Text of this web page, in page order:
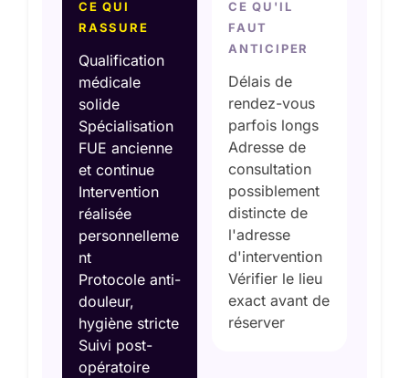
CE QUI
RASSURE
Qualification
médicale
solide
Spécialisation
FUE ancienne
et continue
Intervention
réalisée
personnelleme
nt
Protocole anti-
douleur,
hygiène stricte
Suivi post-
opératoire
CE QU'IL
FAUT
ANTICIPER
Délais de
rendez-vous
parfois longs
Adresse de
consultation
possiblement
distincte de
l'adresse
d'intervention
Vérifier le lieu
exact avant de
réserver